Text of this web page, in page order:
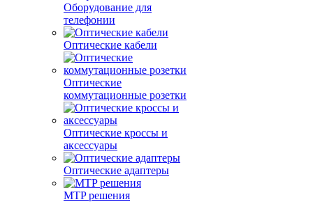
Оборудование для
телефонии
Оптические кабели
Оптические
коммутационные розетки
Оптические кроссы и
аксессуары
Оптические адаптеры
MTP решения